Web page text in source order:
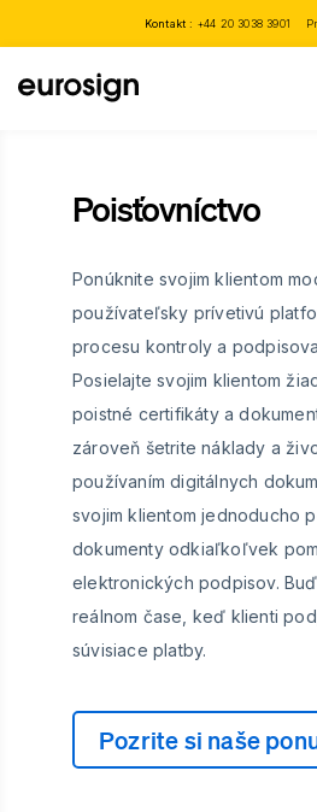
Kontakt : +44 20 3038 3901
Poisťovníctvo
Ponúknite svojim klientom
používateľsky prívetivú
procesu kontroly a
Posielajte svojim klientom
poistné certifikáty a
zároveň šetrite náklady a
používaním digitálnych
svojim klientom jednoducho
dokumenty odkiaľkoľvek
elektronických podpisov.
reálnom čase, keď klienti
súvisiace platby.
Pozrite si naše